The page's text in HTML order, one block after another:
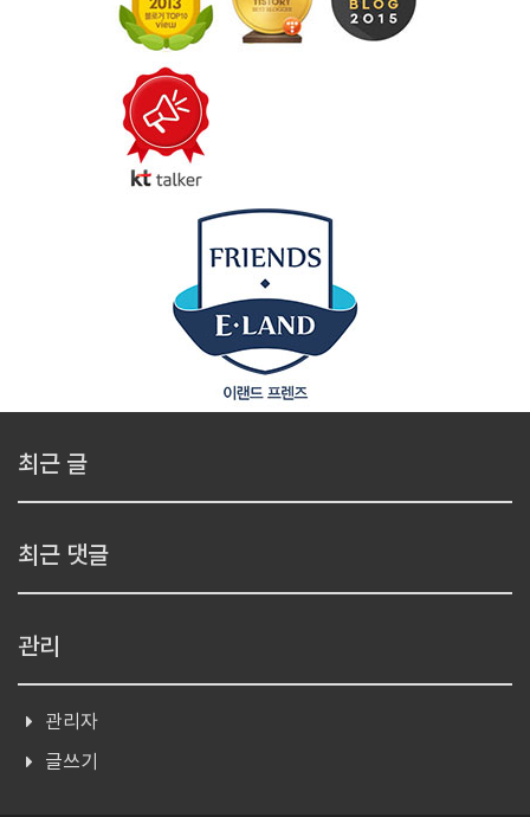
최근 글
최근 댓글
관리
관리자
글쓰기